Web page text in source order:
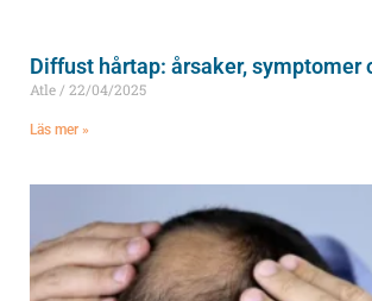
Diffust hårtap: årsaker, symptomer
Atle 22/04/2025
Läs mer »